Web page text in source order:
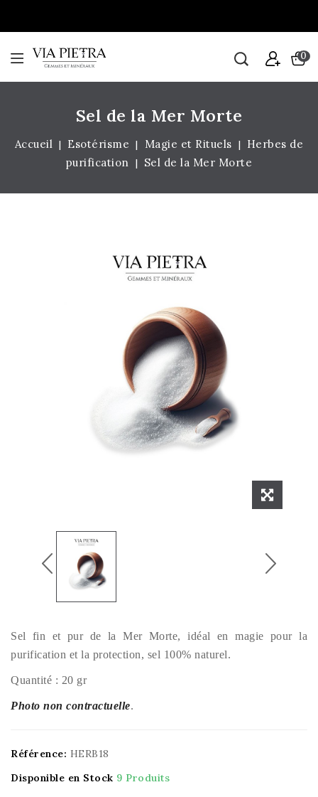
0
Sel de la Mer Morte
Accueil Esotérisme Magie et Rituels
Herbes de
purification
Sel de la Mer Morte
Sel fin et pur de la Mer Morte, idéal en magie pour la
purification et la protection, sel 100% naturel.
Quantité : 20 gr
Photo non contractuelle.
Référence: HERB18
Disponible en Stock 9 Produits